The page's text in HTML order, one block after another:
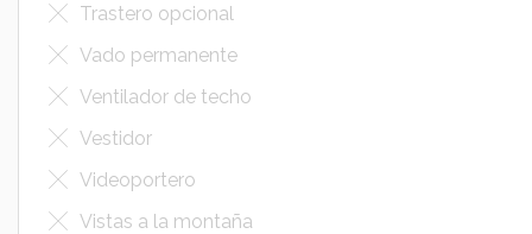
Trastero opcional
Vado permanente
Ventilador de techo
Vestidor
Videoportero
Vistas a la montaña